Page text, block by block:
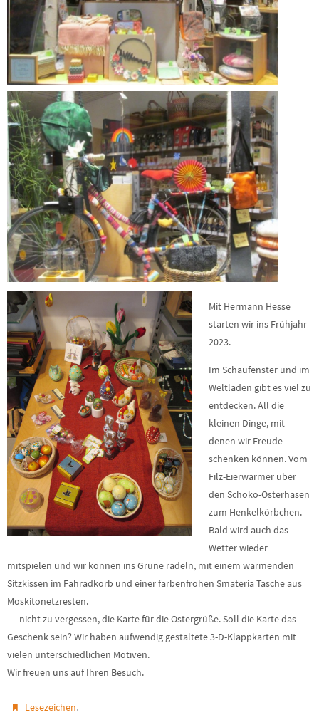
Mit Hermann Hesse
starten wir ins Frühjahr
2023.
Im Schaufenster und im
Weltladen gibt es viel zu
entdecken. All die
kleinen Dinge, mit
denen wir Freude
schenken können. Vom
Filz-Eierwärmer über
den Schoko-Osterhasen
zum Henkelkörbchen.
Bald wird auch das
Wetter wieder
mitspielen und wir können ins Grüne radeln, mit einem wärmenden
Sitzkissen im Fahradkorb und einer farbenfrohen Smateria Tasche aus
Moskitonetzresten.
… nicht zu vergessen, die Karte für die Ostergrüße. Soll die Karte das
Geschenk sein? Wir haben aufwendig gestaltete 3-D-Klappkarten mit
vielen unterschiedlichen Motiven.
Wir freuen uns auf Ihren Besuch.
Lesezeichen.